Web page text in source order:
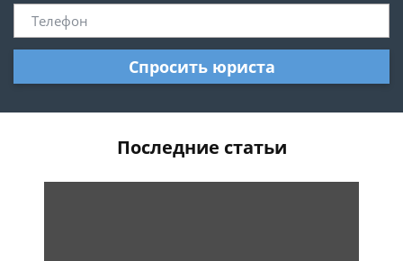
Спросить юриста
Последние статьи